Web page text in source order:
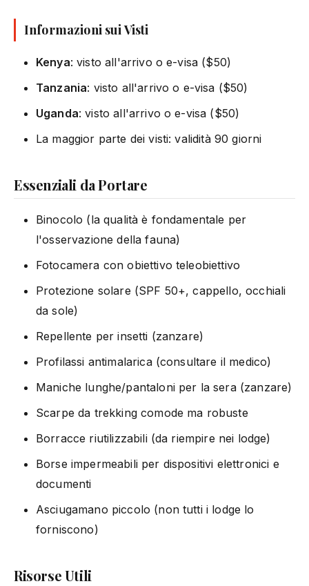
Informazioni sui Visti
Kenya: visto all'arrivo o e-visa ($50)
Tanzania: visto all'arrivo o e-visa ($50)
Uganda: visto all'arrivo o e-visa ($50)
La maggior parte dei visti: validità 90 giorni
Essenziali da Portare
Binocolo (la qualità è fondamentale per
l'osservazione della fauna)
Fotocamera con obiettivo teleobiettivo
Protezione solare (SPF 50+, cappello, occhiali
da sole)
Repellente per insetti (zanzare)
Profilassi antimalarica (consultare il medico)
Maniche lunghe/pantaloni per la sera (zanzare)
Scarpe da trekking comode ma robuste
Borracce riutilizzabili (da riempire nei lodge)
Borse impermeabili per dispositivi elettronici e
documenti
Asciugamano piccolo (non tutti i lodge lo
forniscono)
Risorse Utili